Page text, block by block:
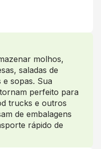
molhos,
saladas de
e sopas. Sua
perfeito para
trucks e outros
de embalagens
rápido de